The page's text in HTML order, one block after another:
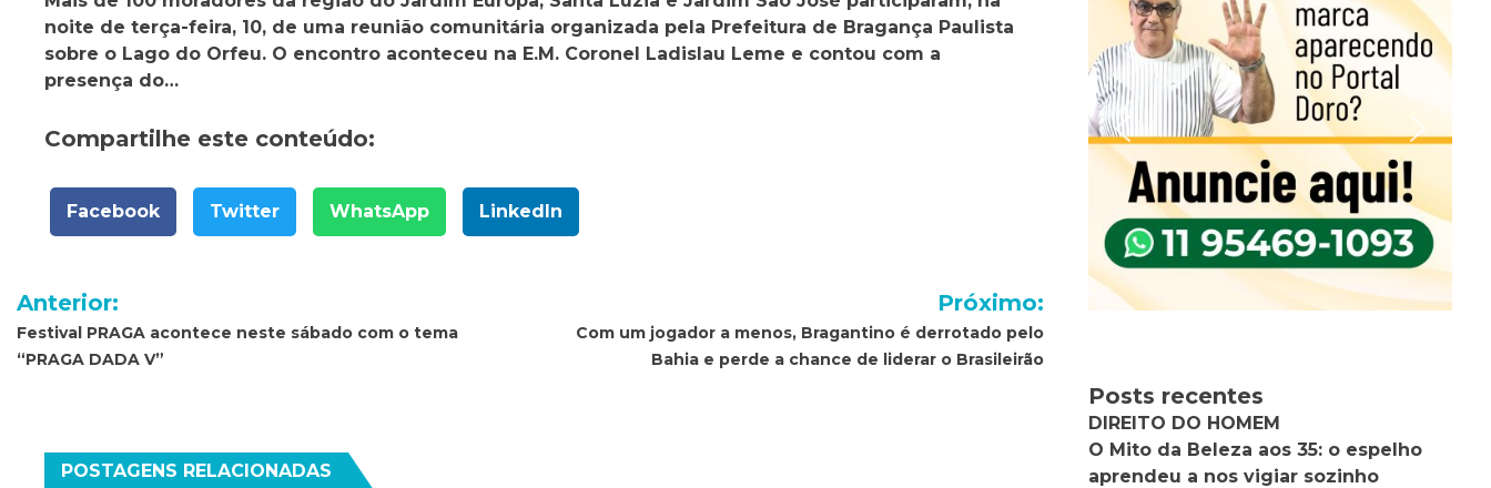
noite de terça-feira, 10, de uma reunião comunitária organizada pela Prefeitura de Bragança Paulista
sobre o Lago do Orfeu. O encontro aconteceu na E.M. Coronel Ladislau Leme e contou com a
presença do…
Compartilhe este conteúdo:
Facebook Twitter WhatsApp LinkedIn
Navegação
de
Anterior:
Festival PRAGA acontece neste sábado com o tema
“PRAGA DADA V”
Próximo:
Com um jogador a menos, Bragantino é derrotado pelo
Bahia e perde a chance de liderar o Brasileirão
POSTAGENS RELACIONADAS
Posts recentes
DIREITO DO HOMEM
O Mito da Beleza aos 35: o espelho
aprendeu a nos vigiar sozinho